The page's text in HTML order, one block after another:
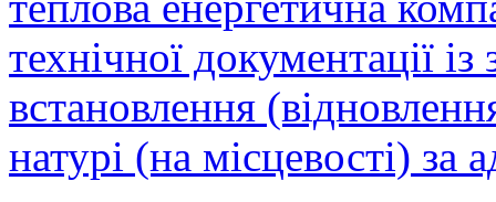
технічної документації
встановлення
натурі (на місцевості)